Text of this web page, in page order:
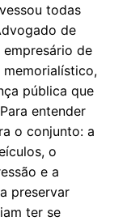
todas
de
de
pública que
entender
o conjunto: a
o
e a
preservar
ter se